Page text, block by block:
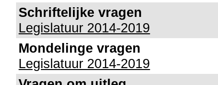
Schriftelijke vragen
Legislatuur 2014-2019
Mondelinge vragen
Legislatuur 2014-2019